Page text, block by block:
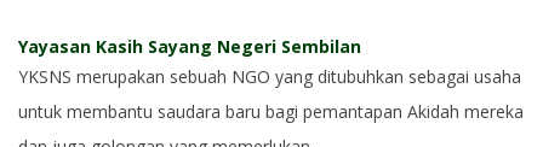
Yayasan Kasih Sayang Negeri Sembilan
YKSNS merupakan sebuah NGO yang ditubuhkan sebagai usaha
untuk membantu saudara baru bagi pemantapan Akidah mereka